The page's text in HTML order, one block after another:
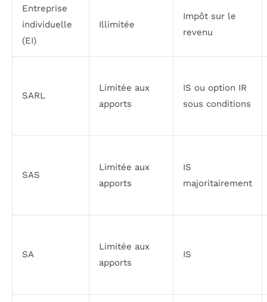
Entreprise
individuelle
(EI)
Illimitée
Impôt sur le
revenu
SARL
Limitée aux
apports
IS ou option IR
sous conditions
SAS
Limitée aux
apports
IS
majoritairement
SA
Limitée aux
apports
IS